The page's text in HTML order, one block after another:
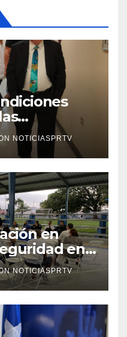
NOTICIASPRTV
en
en
NOTICIASPRTV